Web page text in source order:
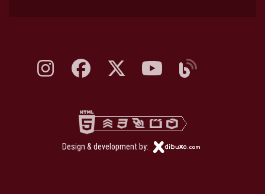
Instagram, abre en nueva pestaña
Facebook, abre en nueva pestaña
X, antes Twitter, abre en nueva pestaña
YouTube, abre en nueva
Blog, abre en nueva
Design & development by: